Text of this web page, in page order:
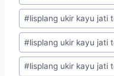
#lisplang ukir kayu jati
#lisplang ukir kayu jati
#lisplang ukir kayu jati